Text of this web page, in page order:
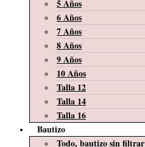
5 Años
6 Años
7 Años
8 Años
9 Años
10 Años
Talla 12
Talla 14
Talla 16
Bautizo
Todo, bautizo sin filtrar